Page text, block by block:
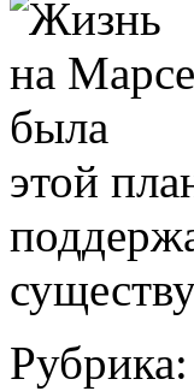
этой
Рубрика: